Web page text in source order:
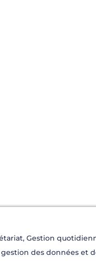
, Gestion
des données et